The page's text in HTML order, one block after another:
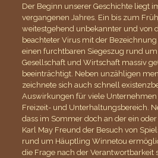
Der Beginn unserer Geschichte liegt
vergangenen Jahres. Ein bis zum
weitestgehend unbekannter und von
beachteter Virus mit der Bezeichnung
einen furchtbaren Siegeszug rund um
Gesellschaft und Wirtschaft massiv
beeinträchtigt. Neben unzähligen
zeichnete sich auch schnell
Auswirkungen für viele
Freizeit- und Unterhaltungsbereich.
dass im Sommer doch an der ein
Karl May Freund der Besuch von
rund um Häuptling Winnetou
die Frage nach der Verantwortbarkeit